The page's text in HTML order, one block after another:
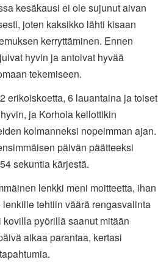
kesäkausi ei ole sujunut aivan
joten kaksikko lähti kisaan
kerryttäminen. Ennen
hyvin ja antoivat hyvää
tekemiseen.
erikoiskoetta, 6 lauantaina ja toiset
ja Korhola kellottikin
kolmanneksi nopeimman ajan.
päivän päätteeksi
sekuntia kärjestä.
lenkki meni moitteetta, ihan
tehtiin väärä rengasvalinta
pyörillä saanut mitään
aikaa parantaa, kertasi